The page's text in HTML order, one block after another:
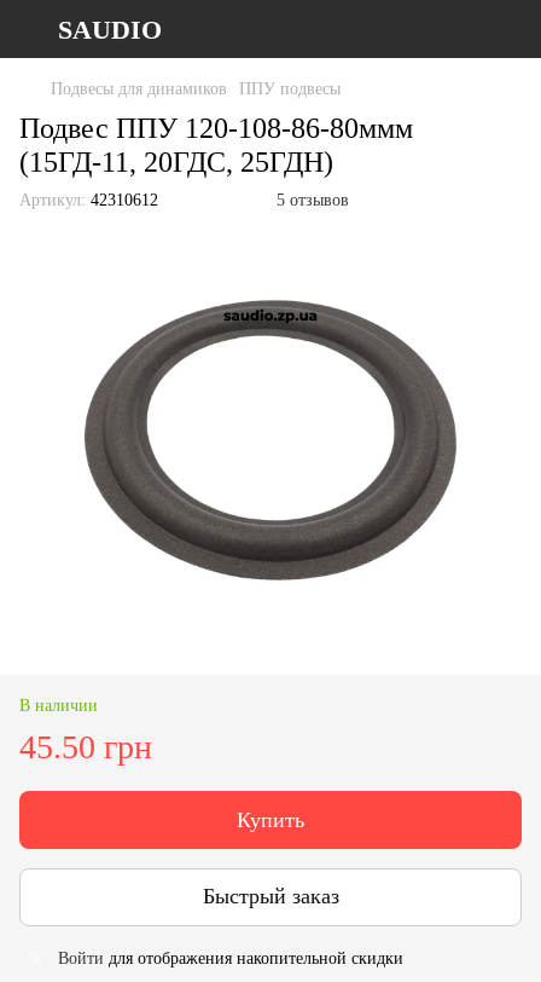
SAUDIO
Подвесы для динамиков ППУ подвесы
Подвес ППУ 120-108-86-80ммм
(15ГД-11, 20ГДС, 25ГДН)
Артикул: 42310612 5 отзывов
В наличии
45.50 грн
Купить
Быстрый заказ
Войти для отображения накопительной скидки